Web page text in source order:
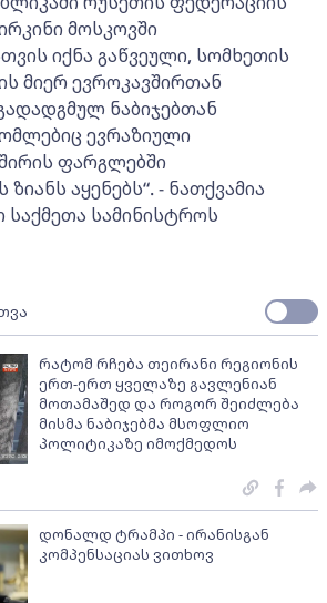
მოსკოვში
იქნა გაწვეული, სომხეთის
მიერ ევროკავშირთან
ნაბიჯებთან
ევრაზიული
ფარგლებში
აყენებს“. - ნათქვამია
საქმეთა სამინისტროს
რატომ რჩება თეირანი რეგიონის
ერთ-ერთ ყველაზე გავლენიან
მოთამაშედ და როგორ შეიძლება
მისმა ნაბიჯებმა მსოფლიო
პოლიტიკაზე იმოქმედოს
დონალდ ტრამპი - ირანისგან
კომპენსაციას ვითხოვ